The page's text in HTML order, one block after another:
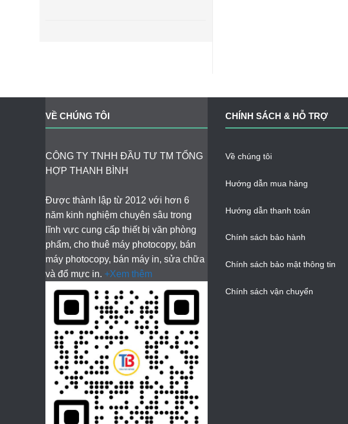
VỀ CHÚNG TÔI
CÔNG TY TNHH ĐẦU TƯ TM TỔNG
HỢP THANH BÌNH
Được thành lập từ 2012 với hơn 6
năm kinh nghiệm chuyên sâu trong
lĩnh vực cung cấp thiết bị văn phòng
phẩm, cho thuê máy photocopy, bán
máy photocopy, bán máy in, sửa chữa
và đổ mực in. +Xem thêm
CHÍNH SÁCH & HỖ TRỢ
Về chúng tôi
Hướng dẫn mua hàng
Hướng dẫn thanh toán
Chính sách bảo hành
Chính sách bảo mật thông tin
Chính sách vận chuyển